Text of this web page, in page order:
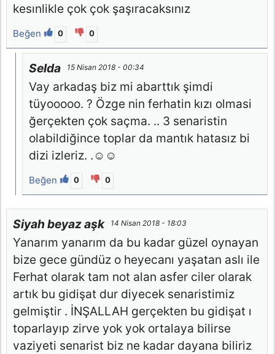
kesınlikle çok çok şaşıracaksınız
Beğen 0 0
Selda 15 Nisan 2018 - 00:34
Vay arkadaş biz mi abarttık şimdi
tüyooooo. ? Özge nin ferhatin kızı olmasi
ğerçekten çok saçma. .. 3 senaristin
olabildiğince toplar da mantık hatasız bi
dizi izleriz. .☺☺
Beğen 0 0
Siyah beyaz aşk 14 Nisan 2018 - 18:03
Yanarım yanarım da bu kadar güzel oynayan
bize gece gündüz o heyecanı yaşatan aslı ile
Ferhat olarak tam not alan asfer ciler olarak
artık bu gidişat dur diyecek senaristimiz
gelmiştir . İNŞALLAH gerçekten bu gidişat ı
toparlayıp zirve yok yok ortalaya bilirse
vaziyeti senarist biz ne kadar dayana biliriz